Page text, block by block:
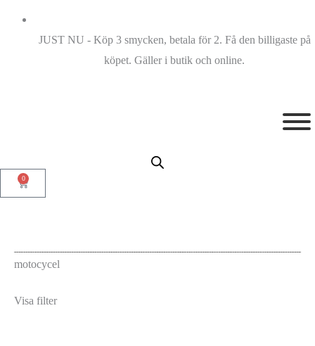
JUST NU - Köp 3 smycken, betala för 2. Få den billigaste på
köpet. Gäller i butik och online.
0
motocycel
Visa filter